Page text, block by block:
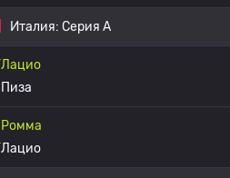
Италия: Серия А
Лацио
Пиза
Ромма
Лацио